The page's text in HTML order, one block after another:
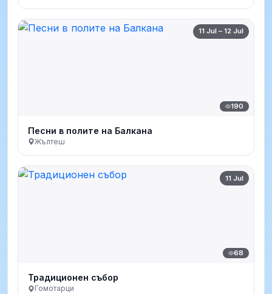
11 Jul – 12 Jul
190
Песни в полите на Балкана
Жълтеш
11 Jul
68
Традиционен събор
Гомотарци